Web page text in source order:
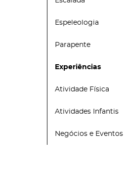
Espeleologia
Parapente
Experiências
Atividade Física
Atividades Infantis
Negócios e Eventos